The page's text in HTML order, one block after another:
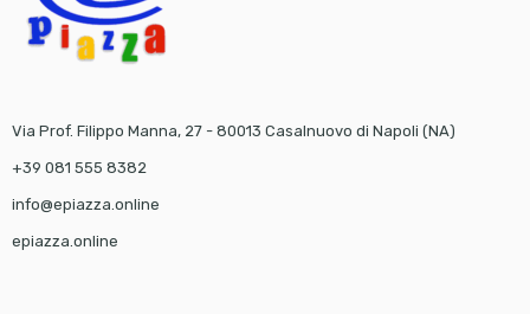
Via Prof. Filippo Manna, 27 - 80013 Casalnuovo di Napoli (NA)
+39 081 555 8382
info@epiazza.online
epiazza.online